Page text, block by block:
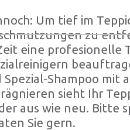
Um tief im
zu
eine profesionelle
Spezial-Shampoo mit
sieht Ihr
aus wie neu. Bitte
Sie gern.